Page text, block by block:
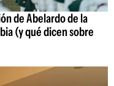
de Abelardo de la
(y qué dicen sobre